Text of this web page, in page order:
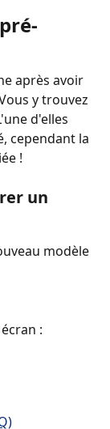
après avoir
y trouvez
d'elles
cependant la
!
un
modèle
: